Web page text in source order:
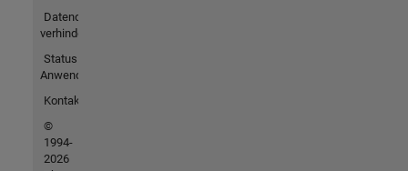
Datendiebstahl
verhindern
Status von
Anwendungen
Kontakt
©
1994-
2026